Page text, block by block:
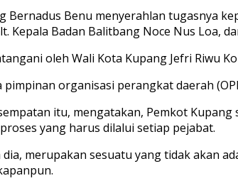
Bernadus Benu menyerahlan tugasnya
Kepala Badan Balitbang Noce Nus Loa,
oleh Wali Kota Kupang Jefri Riwu
organisasi perangkat daerah
itu, mengatakan, Pemkot
yang harus dilalui setiap pejabat.
merupakan sesuatu yang tidak akan